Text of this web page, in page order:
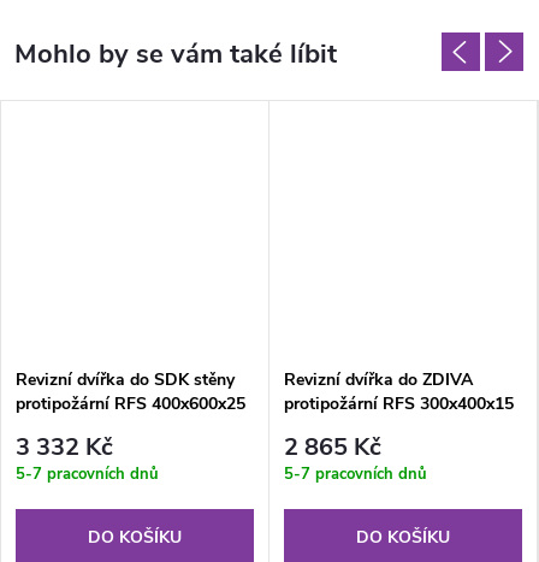
Revizní dvířka do SDK stěny
protipožární RFS 400x600x25
3 332 Kč
5-7 pracovních dnů
DO KOŠÍKU
Revizní dvířka do ZDIVA
protipožární RFS 300x400x15
2 865 Kč
5-7 pracovních dnů
DO KOŠÍKU